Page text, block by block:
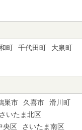
町 千代田町
大泉町
巣市 久喜市
滑川町
さいたま北区
央区
さいたま南区